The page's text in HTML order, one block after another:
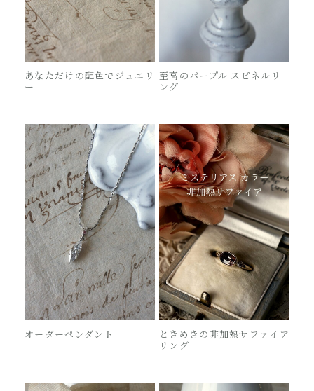
あなただけの配色でジュエリ
ー
至高のパープル スピネルリ
ング
オーダーペンダント
ときめきの非加熱サファイア
リング